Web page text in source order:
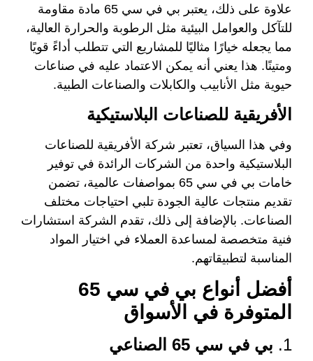
علاوة على ذلك، يعتبر بي في سي 65 مادة مقاومة
للتآكل والعوامل البيئية مثل الرطوبة والحرارة العالية،
مما يجعله خيارًا مثاليًا للمشاريع التي تتطلب أداءً قويًا
ومتينًا. هذا يعني أنه يمكن الاعتماد عليه في صناعات
حيوية مثل الأنابيب والكابلات والصناعات الطبية.
الأفريقية للصناعات البلاستيكية
وفي هذا السياق، تعتبر شركة الأفريقية للصناعات
البلاستيكية واحدة من الشركات الرائدة في توفير
خامات بي في سي 65 بمواصفات عالمية، تضمن
تقديم منتجات عالية الجودة تلبي احتياجات مختلف
الصناعات. بالإضافة إلى ذلك، تقدم الشركة استشارات
فنية متخصصة لمساعدة العملاء في اختيار المواد
المناسبة لتطبيقاتهم.
أفضل أنواع بي في سي 65
المتوفرة في الأسواق
1. بي في سي 65 الصناعي